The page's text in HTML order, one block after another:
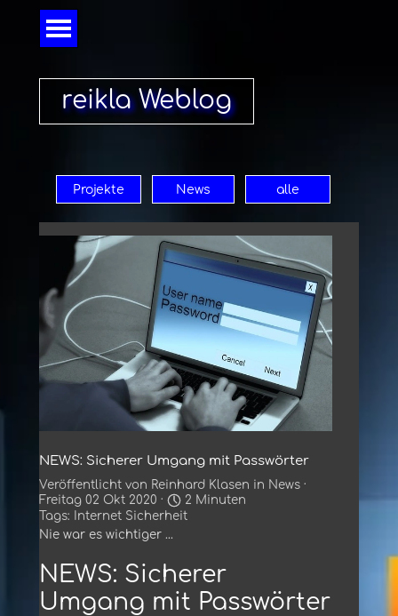
Direkt zum Seiteninhalt
reikla Weblog
Projekte News alle
NEWS: Sicherer Umgang mit Passwörter
Veröffentlicht von Reinhard Klasen in News ·
Freitag 02 Okt 2020 ·
2 Minuten
Tags:
Internet Sicherheit
Nie war es wichtiger ...
NEWS: Sicherer
Umgang mit Passwörter